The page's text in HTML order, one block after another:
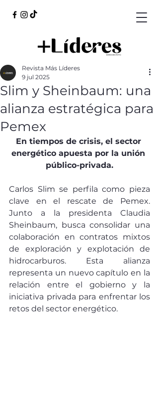
Slim y Sheinbaum: una
alianza estratégica para
Pemex
Revista Más Líderes
9 jul 2025
En tiempos de crisis, el sector
energético apuesta por la unión
público-privada.
Carlos Slim se perfila como pieza
clave en el rescate de Pemex.
Junto a la presidenta Claudia
Sheinbaum, busca consolidar una
colaboración en contratos mixtos
de exploración y explotación de
hidrocarburos. Esta alianza
representa un nuevo capítulo en la
relación entre el gobierno y la
iniciativa privada para enfrentar los
retos del sector energético.